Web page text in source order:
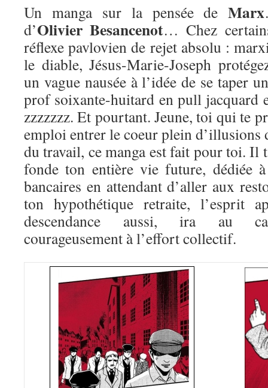
Un manga sur la pensée deMarx
d’Olivier Besancenot… Chez
réflexe pavlovien de rejet absolu :
le diable, Jésus-Marie-Joseph
un vague nausée à l’idée de se taper
prof soixante-huitard en pull jacquard
zzzzzzz. Et pourtant. Jeune, toi qui te
emploi entrer le coeur plein d’illusions
du travail, ce manga est fait pour toi. Il
fonde ton entière vie future, dédiée
bancaires en attendant d’aller aux
ton hypothétique retraite, l’esprit
descendance aussi, ira au
courageusement à l’effort collectif.